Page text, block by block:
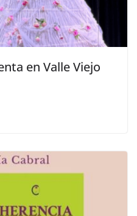
en Valle Viejo